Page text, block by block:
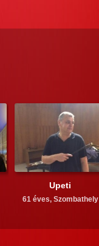
Upeti
61 éves, Szombathely